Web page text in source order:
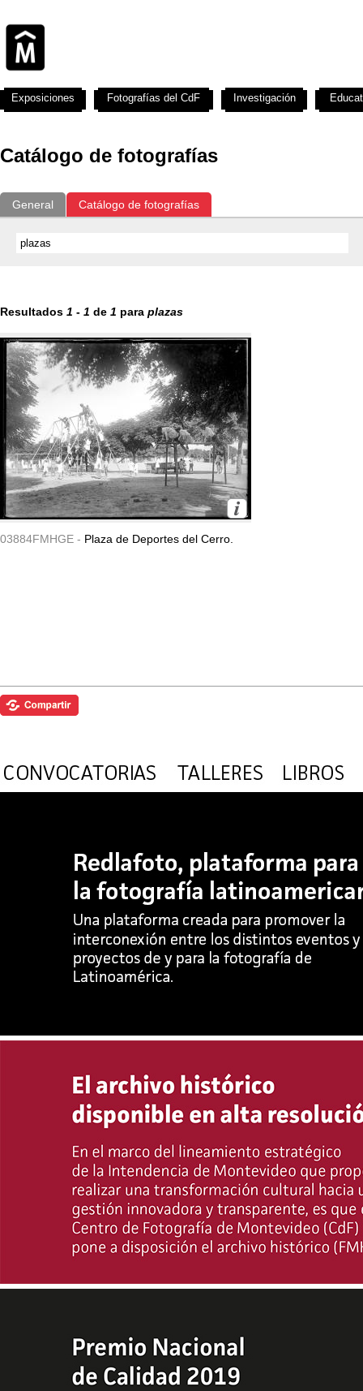
Catálogo de fotografías
General Catálogo de fotografías
Resultados 1 - 1 de 1 para plazas
03884FMHGE - Plaza de Deportes del Cerro.
Exposiciones Fotografías del CdF Investigación